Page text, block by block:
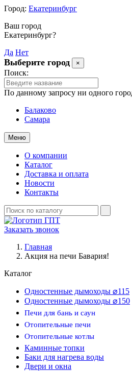
Город: Екатеринбург
Ваш город
Екатеринбург?
Да Нет
Выберите город ×
Поиск:
По данному запросу ни одного
Балаково
Самара
Меню
О компании
Каталог
Доставка и оплата
Новости
Контакты
Заказать звонок
Главная
Акция на печи Бавария!
Каталог
Одностенные дымоходы ⌀115
Одностенные дымоходы ⌀150
Печи для бань и саун
Отопительные печи
Отопительные котлы
Каминные топки
Баки для нагрева воды
Двери и окна